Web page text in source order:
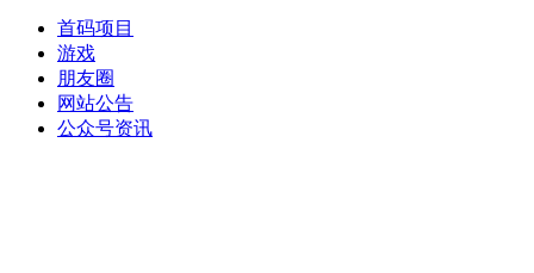
首码项目
游戏
朋友圈
网站公告
公众号资讯